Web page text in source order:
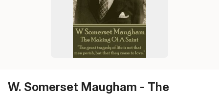
W. Somerset Maugham - The